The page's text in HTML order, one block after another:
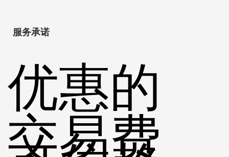
服务承诺
优惠的
交易费